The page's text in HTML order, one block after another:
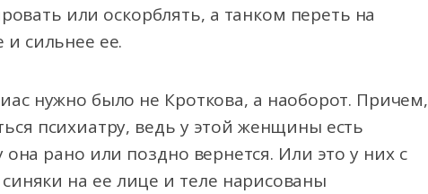
или оскорблять, а танком переть на
и сильнее ее.
нужно было не Кроткова, а наоборот. Причем,
психиатру, ведь у этой женщины есть
рано или поздно вернется. Или это у них с
на ее лице и теле нарисованы